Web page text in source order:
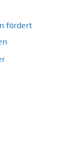
fördert